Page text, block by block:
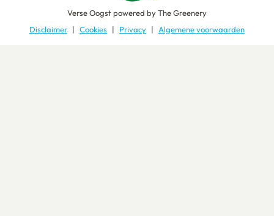
Verse Oogstpowered byThe Greenery
Disclaimer
Cookies Privacy Algemene voorwaarden